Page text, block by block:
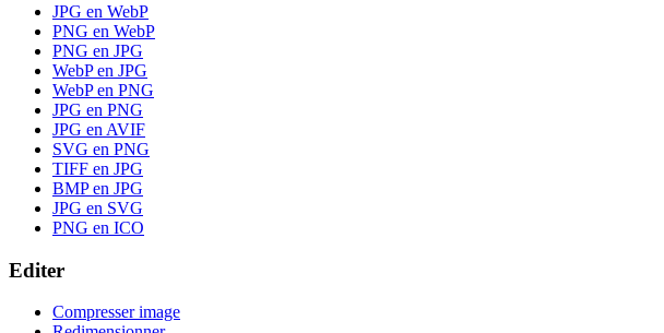
JPG en WebP
PNG en WebP
PNG en JPG
WebP en JPG
WebP en PNG
JPG en PNG
JPG en AVIF
SVG en PNG
TIFF en JPG
BMP en JPG
JPG en SVG
PNG en ICO
Editer
Compresser image